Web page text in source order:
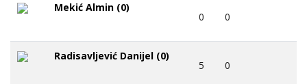
Mekić Almin (0)
0 0
Radisavljević Danijel (0)
5 0